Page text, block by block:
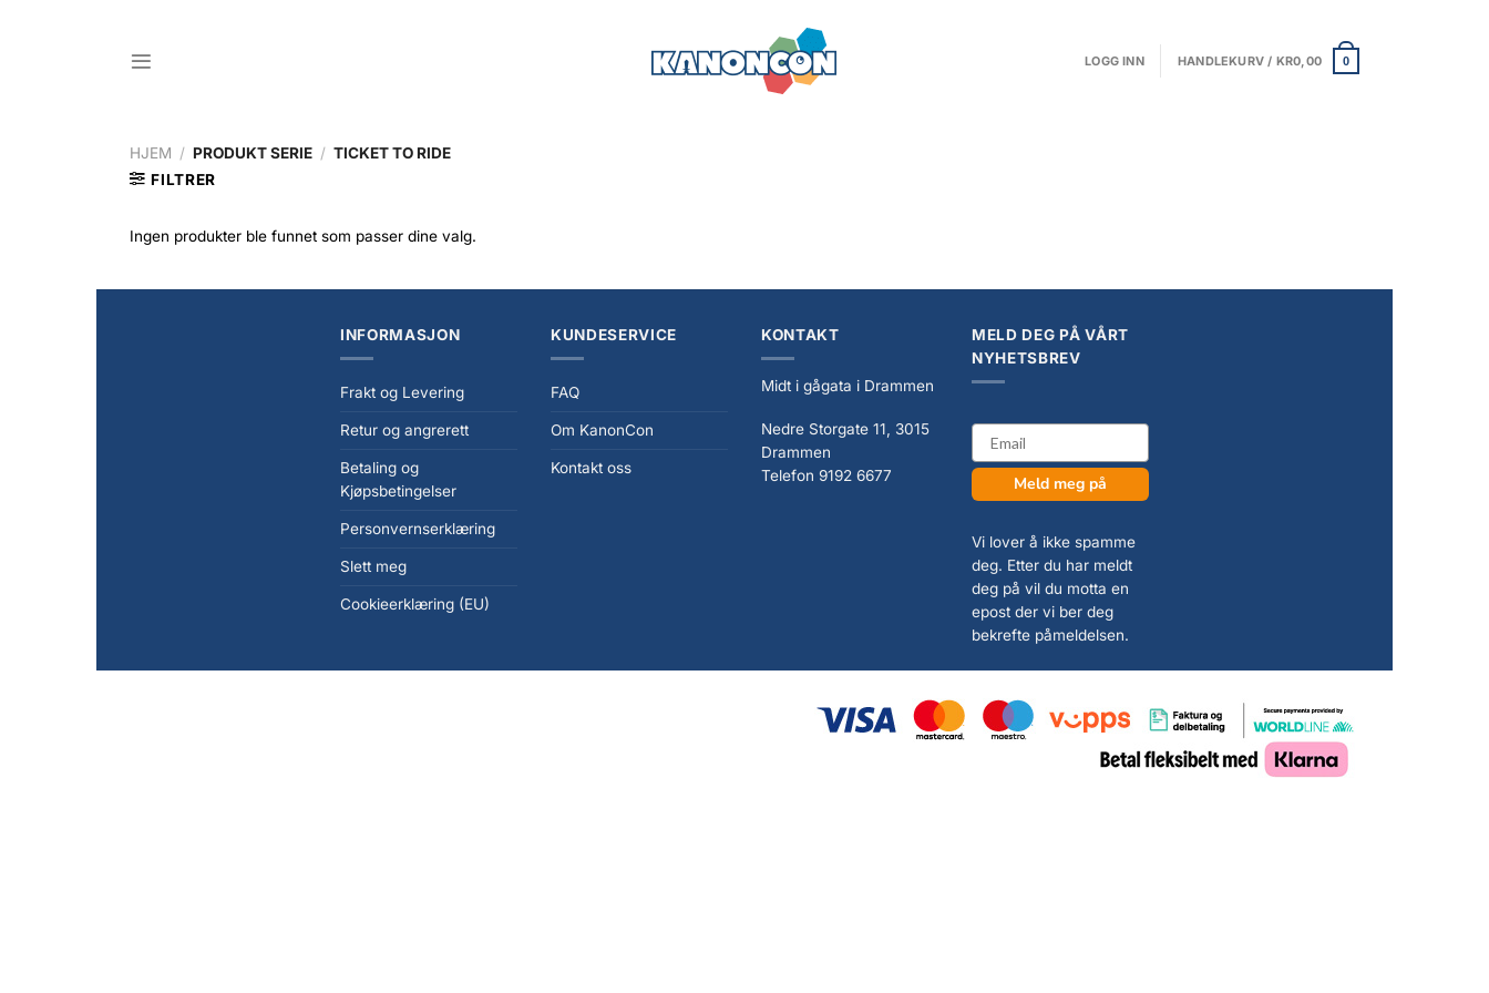
content
LOGG INN HANDLEKURV / KR0,00 0
HJEM / PRODUKT SERIE / TICKET TO RIDE
FILTRER
Ingen produkter ble funnet som passer dine valg.
INFORMASJON
Frakt og Levering
Retur og angrerett
Betaling og
Kjøpsbetingelser
Personvernserklæring
Slett meg
Cookieerklæring (EU)
KUNDESERVICE
FAQ
Om KanonCon
Kontakt oss
KONTAKT
Midt i gågata i Drammen
Nedre Storgate 11, 3015
Drammen
Telefon 9192 6677
MELD DEG PÅ VÅRT
NYHETSBREV
email
Meld meg på
Vi lover å ikke spamme
deg. Etter du har meldt
deg på vil du motta en
epost der vi ber deg
bekrefte påmeldelsen.